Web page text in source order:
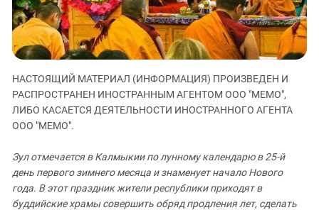
ЗАСТАВЛЯЕТ
КАВКАЗ ЗА ПАЛЕСТИНУ
ИНАКОМЫСЛИЕ В ЧЕЧНЕ
ПРЕСЛЕДОВАНИЕ АКТИВИСТОВ
МОБИЛИЗАЦИЯ И ПРОТЕСТЫ
Дагестан
Ингушетия
Кабардино-Балкария
Калмыкия
Карачаево-Черкесия
Краснодарский край
Ростовская область
НАСТОЯЩИЙ МАТЕРИАЛ (ИНФОРМАЦИЯ) ПРОИЗВЕДЕН И
РАСПРОСТРАНЕН ИНОСТРАННЫМ АГЕНТОМ ООО "МЕМО",
ЛИБО КАСАЕТСЯ ДЕЯТЕЛЬНОСТИ ИНОСТРАННОГО АГЕНТА
ООО "МЕМО".
Зул отмечается в Калмыкии по лунному календарю в 25-й
день первого зимнего месяца и знаменует начало Нового
года. В этот праздник жители республики приходят в
буддийские храмы совершить обряд продления лет, сделать